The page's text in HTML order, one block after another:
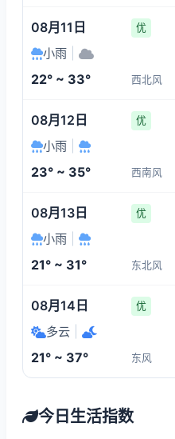
08月11日 优
小雨
22° ~ 33° 西北风
08月12日 优
小雨
23° ~ 35° 西南风
08月13日 优
小雨
21° ~ 31° 东北风
08月14日 优
多云
21° ~ 37° 东风
今日生活指数